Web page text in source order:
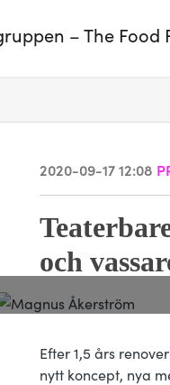
2020-09-17 12:08
och
Efter 1,5 års
nytt koncept, nya